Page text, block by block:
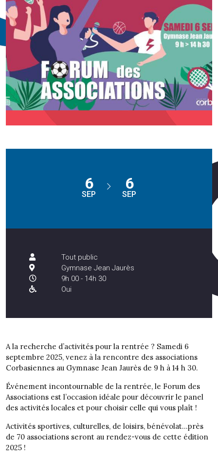
6
SEP
6
SEP
Tout public
Gymnase Jean Jaurès
9h 00 - 14h 30
Oui
A la recherche d’activités pour la rentrée ? Samedi 6
septembre 2025, venez à la rencontre des associations
Corbasiennes au Gymnase Jean Jaurès de 9 h à 14 h 30.
Événement incontournable de la rentrée, le Forum des
Associations est l’occasion idéale pour découvrir le panel
des activités locales et pour choisir celle qui vous plaît !
Activités sportives, culturelles, de loisirs, bénévolat…près
de 70 associations seront au rendez-vous de cette édition
2025 !